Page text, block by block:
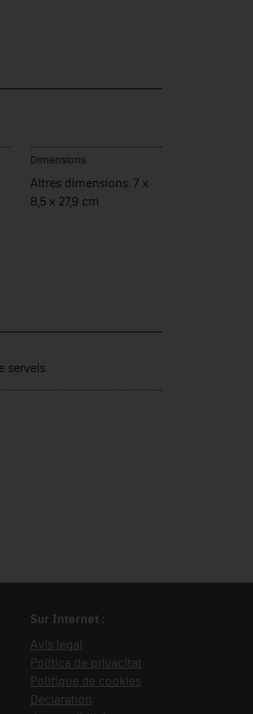
Dimensions
Altres dimensions: 7 x
8,5 x 27,9 cm
serveis
Sur Internet :
Avís legal
Política de privacitat
Politique de cookies
Déclaration